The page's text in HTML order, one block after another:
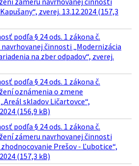
zverej. 13.12.2024 (157,3
podľa § 24 ods. 1 zákona č.
navrhovanej činnosti „Modernizácia
na zber odpadov“, zverej.
podľa § 24 ods. 1 zákona č.
oznámenia o zmene
skladov Ličartovce“,
(156,9 kB)
podľa § 24 ods. 1 zákona č.
zámeru navrhovanej činnosti
Prešov - Ľubotice“,
(157,3 kB)